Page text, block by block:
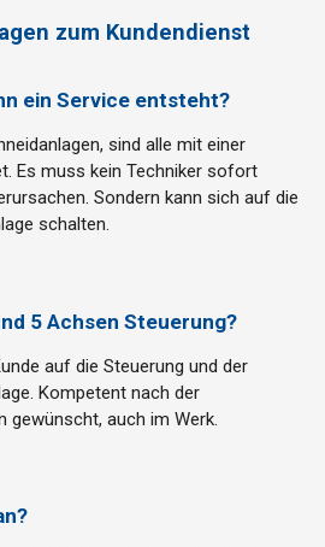
zum Kundendienst
ein Service entsteht?
sind alle mit einer
Es muss kein Techniker sofort
Sondern kann sich auf die
schalten.
5 Achsen Steuerung?
auf die Steuerung und der
Kompetent nach der
gewünscht, auch im Werk.